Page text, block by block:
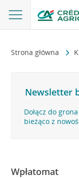
Strona główna
Newsletter
Dołącz do
bieżąco z
Wpłatomat